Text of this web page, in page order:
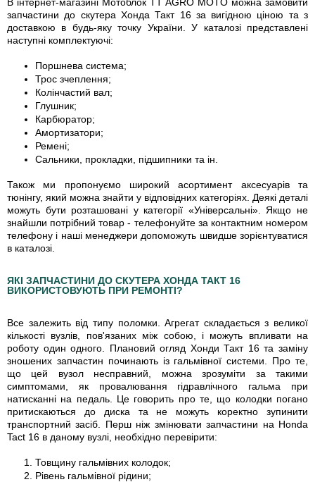
запчастини до скутера Хонда Такт 16 за вигідною ціною та з
доставкою в будь-яку точку України. У каталозі представлені
наступні комплектуючі:
Поршнева система;
Трос зчеплення;
Колінчастий вал;
Глушник;
Карбюратор;
Амортизатори;
Ремені;
Сальники, прокладки, підшипники та ін.
Також ми пропонуємо широкий асортимент аксесуарів та
тюнінгу, який можна знайти у відповідних категоріях. Деякі деталі
можуть бути розташовані у категорії «Універсальні». Якщо не
знайшли потрібний товар - телефонуйте за контактним номером
телефону і наші менеджери допоможуть швидше зорієнтуватися
в каталозі.
ЯКІ ЗАПЧАСТИНИ ДО СКУТЕРА ХОНДА ТАКТ 16
ВИКОРИСТОВУЮТЬ ПРИ РЕМОНТІ?
Все залежить від типу поломки. Агрегат складається з великої
кількості вузлів, пов'язаних між собою, і можуть впливати на
роботу один одного. Плановий огляд Хонди Такт 16 та заміну
зношених запчастин починають із гальмівної системи. Про те,
що цей вузол несправний, можна зрозуміти за такими
симптомами, як провалювання гідравлічного гальма при
натисканні на педаль. Це говорить про те, що колодки погано
притискаються до диска та не можуть коректно зупинити
транспортний засіб. Перш ніж змінювати запчастини на Honda
Tact 16 в даному вузлі, необхідно перевірити:
Товщину гальмівних колодок;
Рівень гальмівної рідини;